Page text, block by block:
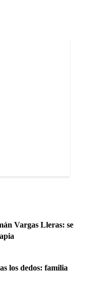
Vargas Lleras: se
los dedos: familia